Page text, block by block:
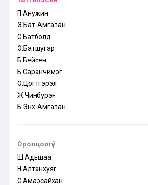
П.Анужин
Э.Бат-Амгалан
С.Батболд
Э.Батшугар
Б.Бейсен
Б.Саранчимэг
О.Цогтгэрэл
Ж.Чинбүрэн
Б.Энх-Амгалан
Оролцоогүй
Ш.Адьшаа
Н.Алтанхуяг
С.Амарсайхан